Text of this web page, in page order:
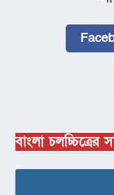
বাংলা চলচ্চিত্রের